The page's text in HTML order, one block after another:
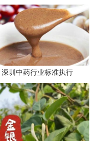
深圳中药行业标准执行